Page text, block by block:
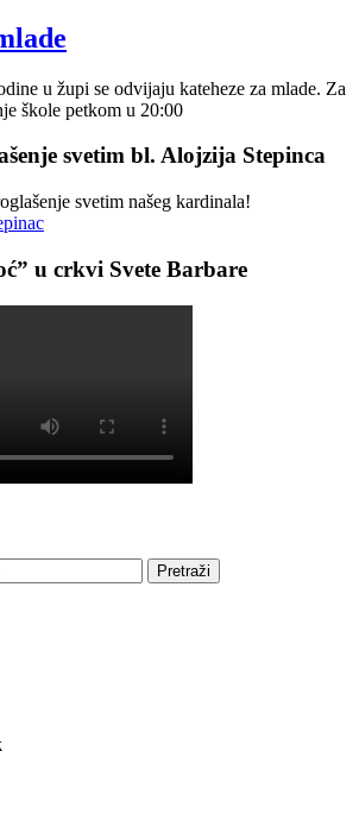
u župi se odvijaju kateheze za mlade. Za
škole petkom u 20:00
svetim bl. Alojzija Stepinca
svetim našeg kardinala!
u crkvi Svete Barbare
Pretraži